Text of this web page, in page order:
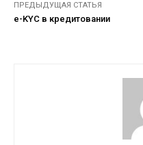
ПРЕДЫДУЩАЯ СТАТЬЯ
e-KYC в кредитовании